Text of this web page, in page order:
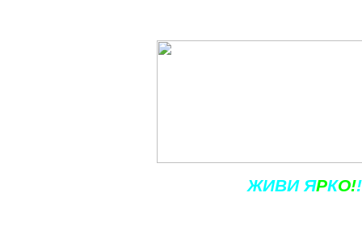
ЖИВИ ЯРКО!!